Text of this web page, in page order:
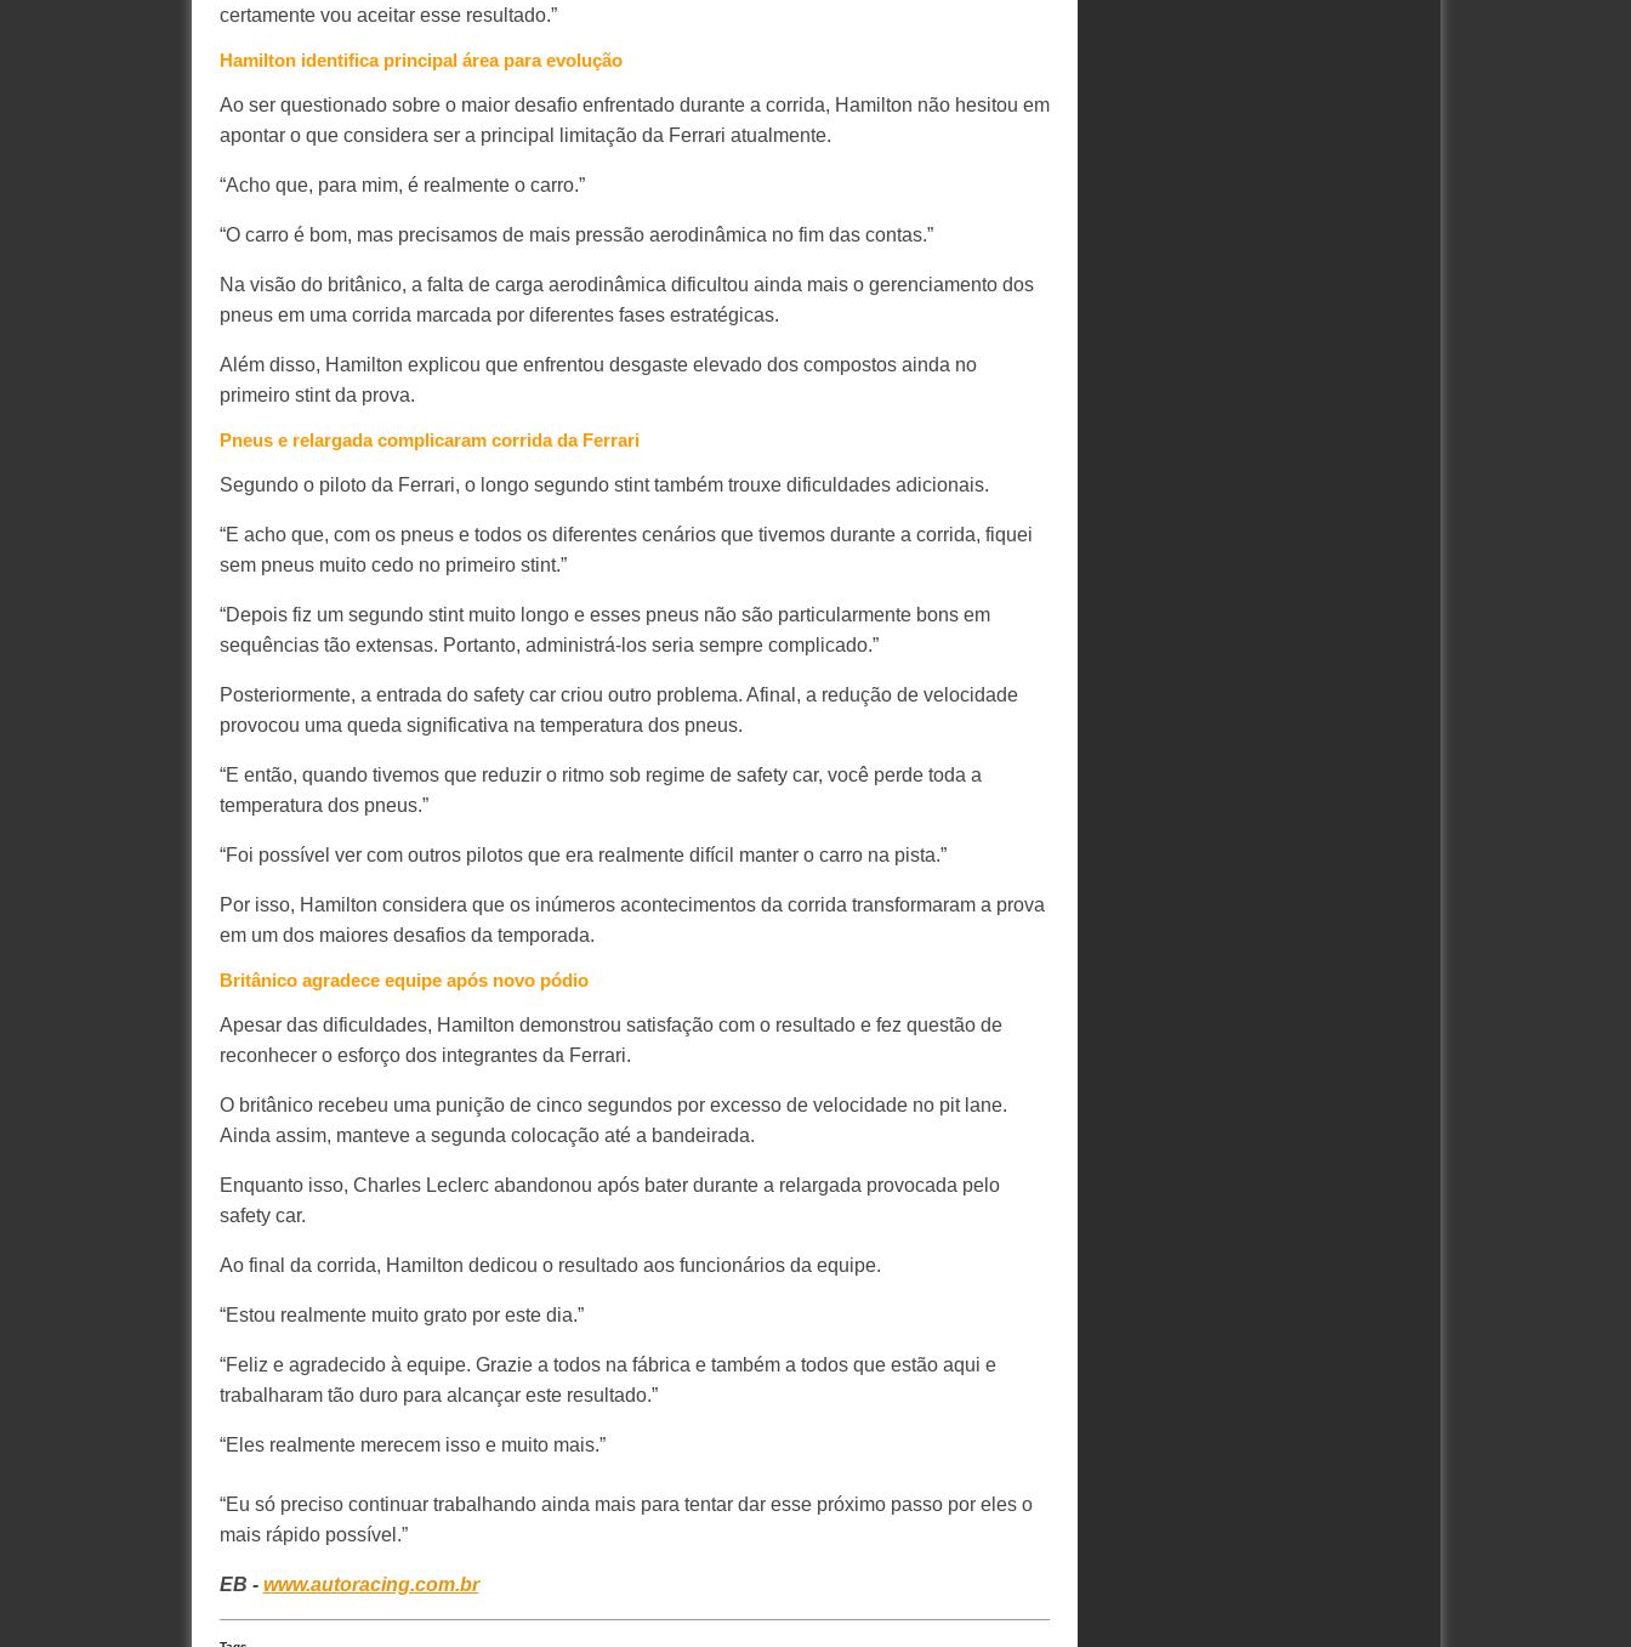
certamente vou aceitar esse resultado.”
Hamilton identifica principal área para evolução
Ao ser questionado sobre o maior desafio enfrentado durante a corrida, Hamilton não hesitou em
apontar o que considera ser a principal limitação da Ferrari atualmente.
“Acho que, para mim, é realmente o carro.”
“O carro é bom, mas precisamos de mais pressão aerodinâmica no fim das contas.”
Na visão do britânico, a falta de carga aerodinâmica dificultou ainda mais o gerenciamento dos
pneus em uma corrida marcada por diferentes fases estratégicas.
Além disso, Hamilton explicou que enfrentou desgaste elevado dos compostos ainda no
primeiro stint da prova.
Pneus e relargada complicaram corrida da Ferrari
Segundo o piloto da Ferrari, o longo segundo stint também trouxe dificuldades adicionais.
“E acho que, com os pneus e todos os diferentes cenários que tivemos durante a corrida, fiquei
sem pneus muito cedo no primeiro stint.”
“Depois fiz um segundo stint muito longo e esses pneus não são particularmente bons em
sequências tão extensas. Portanto, administrá-los seria sempre complicado.”
Posteriormente, a entrada do safety car criou outro problema. Afinal, a redução de velocidade
provocou uma queda significativa na temperatura dos pneus.
“E então, quando tivemos que reduzir o ritmo sob regime de safety car, você perde toda a
temperatura dos pneus.”
“Foi possível ver com outros pilotos que era realmente difícil manter o carro na pista.”
Por isso, Hamilton considera que os inúmeros acontecimentos da corrida transformaram a prova
em um dos maiores desafios da temporada.
Britânico agradece equipe após novo pódio
Apesar das dificuldades, Hamilton demonstrou satisfação com o resultado e fez questão de
reconhecer o esforço dos integrantes da Ferrari.
O britânico recebeu uma punição de cinco segundos por excesso de velocidade no pit lane.
Ainda assim, manteve a segunda colocação até a bandeirada.
Enquanto isso, Charles Leclerc abandonou após bater durante a relargada provocada pelo
safety car.
Ao final da corrida, Hamilton dedicou o resultado aos funcionários da equipe.
“Estou realmente muito grato por este dia.”
“Feliz e agradecido à equipe. Grazie a todos na fábrica e também a todos que estão aqui e
trabalharam tão duro para alcançar este resultado.”
“Eles realmente merecem isso e muito mais.”
“Eu só preciso continuar trabalhando ainda mais para tentar dar esse próximo passo por eles o
mais rápido possível.”
EB - www.autoracing.com.br